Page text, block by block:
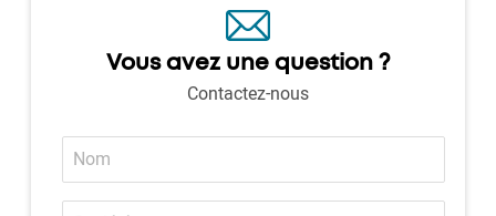
Vous avez une question ?
Contactez-nous
Nom
Société